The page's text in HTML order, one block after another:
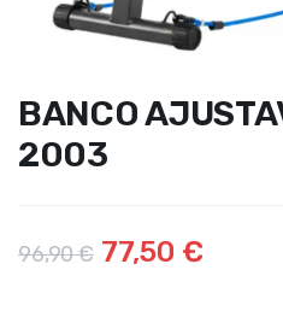
BANCO
2003
96,90€ 77,50 €